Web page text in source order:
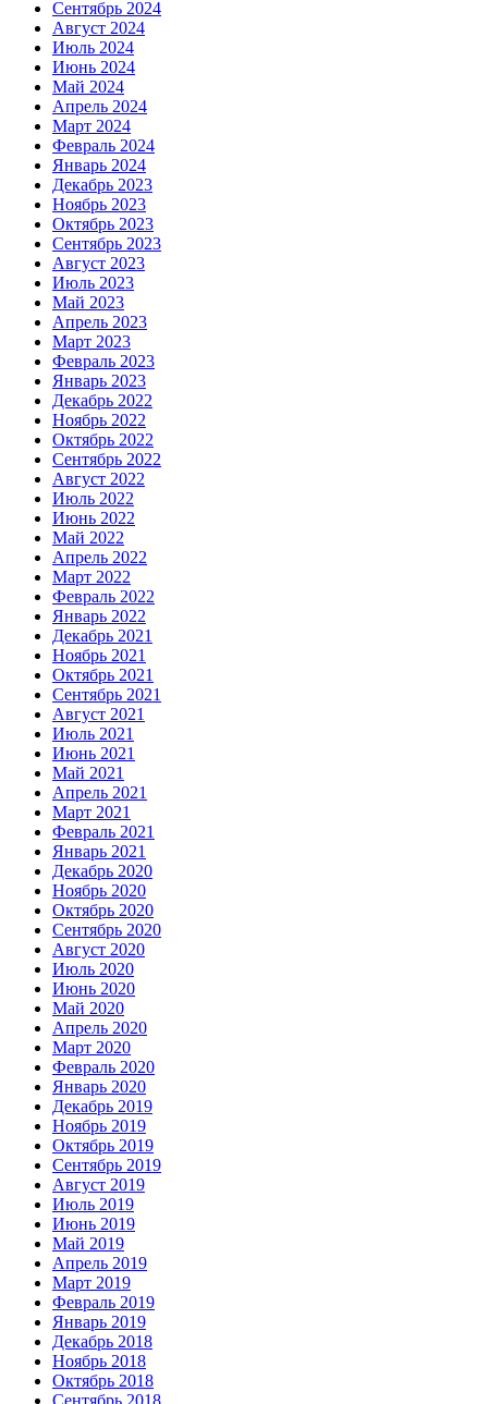
Сентябрь 2024
Август 2024
Июль 2024
Июнь 2024
Май 2024
Апрель 2024
Март 2024
Февраль 2024
Январь 2024
Декабрь 2023
Ноябрь 2023
Октябрь 2023
Сентябрь 2023
Август 2023
Июль 2023
Май 2023
Апрель 2023
Март 2023
Февраль 2023
Январь 2023
Декабрь 2022
Ноябрь 2022
Октябрь 2022
Сентябрь 2022
Август 2022
Июль 2022
Июнь 2022
Май 2022
Апрель 2022
Март 2022
Февраль 2022
Январь 2022
Декабрь 2021
Ноябрь 2021
Октябрь 2021
Сентябрь 2021
Август 2021
Июль 2021
Июнь 2021
Май 2021
Апрель 2021
Март 2021
Февраль 2021
Январь 2021
Декабрь 2020
Ноябрь 2020
Октябрь 2020
Сентябрь 2020
Август 2020
Июль 2020
Июнь 2020
Май 2020
Апрель 2020
Март 2020
Февраль 2020
Январь 2020
Декабрь 2019
Ноябрь 2019
Октябрь 2019
Сентябрь 2019
Август 2019
Июль 2019
Июнь 2019
Май 2019
Апрель 2019
Март 2019
Февраль 2019
Январь 2019
Декабрь 2018
Ноябрь 2018
Октябрь 2018
Сентябрь 2018